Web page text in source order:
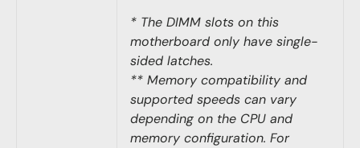
* The DIMM slots on this
motherboard only have single-
sided latches.
** Memory compatibility and
supported speeds can vary
depending on the CPU and
memory configuration. For